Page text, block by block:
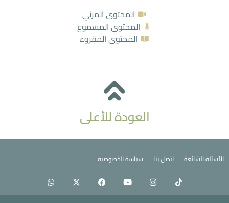
المحتوى المرئي
المحتوى المسموع
المحتوى المقروء
العودة للأعلى
الأسئلة الشائعة اتصل بنا سياسة الخصوصية